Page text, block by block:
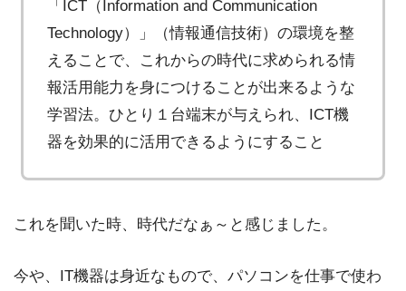
「ICT（Information and Communication
Technology）
」
（情報通信技術）の環境を整
えることで、これからの時代に求められる情
報活用能力を身につけることが出来るような
学習法。ひとり１台端末が与えられ、ICT機
器を効果的に活用できるようにすること
これを聞いた時、時代だなぁ～と感じました。
今や、IT機器は身近なもので、パソコンを仕事で使わ